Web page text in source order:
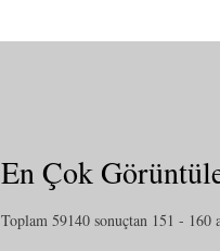
En Çok
Toplam 59140 sonuçtan 151 - 160